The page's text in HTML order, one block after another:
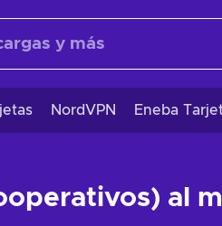
NordVPN Eneba
al